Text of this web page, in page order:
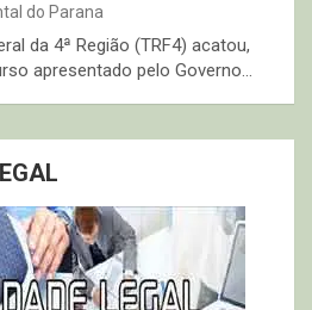
do Parana
da 4ª Região (TRF4) acatou,
apresentado pelo Governo…